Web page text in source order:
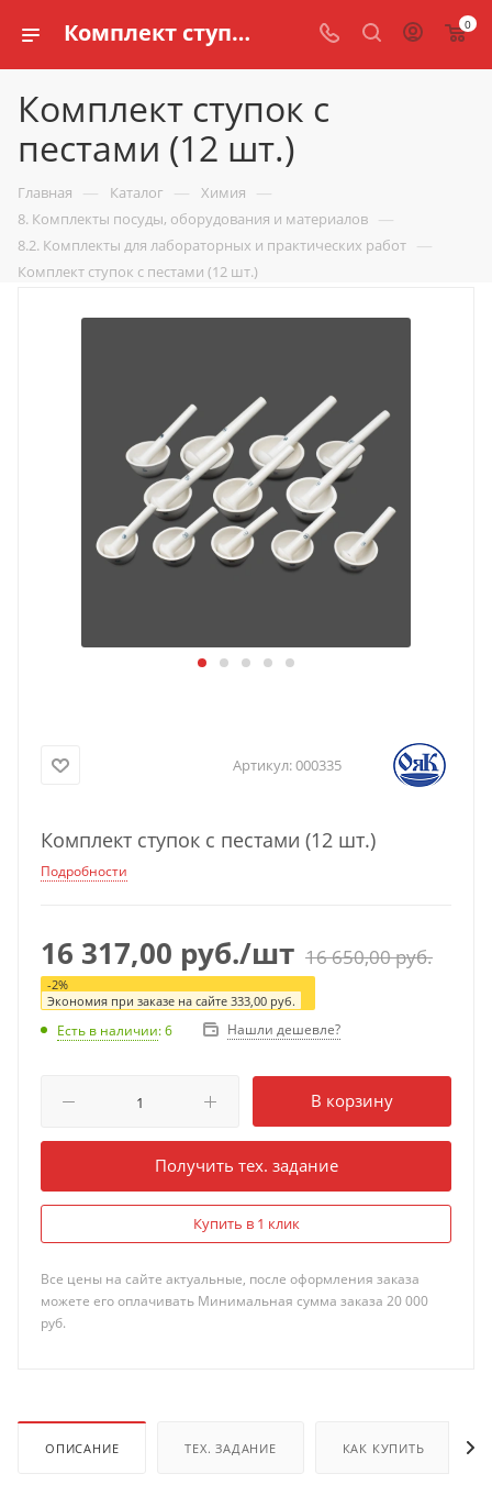
Комплект ступок с пестами (12 шт.) купить по доступной цене в интернет магазине schools.ru 0
Комплект ступок с
пестами (12 шт.)
Главная — Каталог — Химия —
8. Комплекты посуды, оборудования и материалов —
8.2. Комплекты для лабораторных и практических работ —
Комплект ступок с пестами (12 шт.)
Артикул:000335
Комплект ступок с пестами (12 шт.)
Подробности
16 317,00 руб./шт 16 650,00руб.
-2%
Экономия при заказе на сайте 333,00 руб.
Есть в наличии: 6 Нашли дешевле?
В корзину
Получить тех. задание
Купить в 1 клик
Все цены на сайте актуальные, после оформления заказа
можете его оплачивать Минимальная сумма заказа 20 000
руб.
ОПИСАНИЕ ТЕХ. ЗАДАНИЕ КАК КУПИТЬ